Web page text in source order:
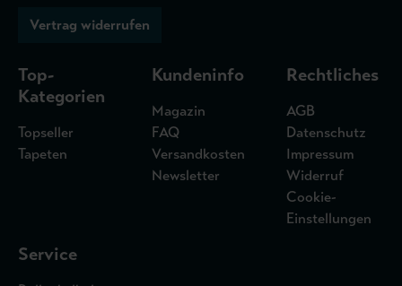
Vertrag widerrufen
Top-
Kategorien
Topseller
Tapeten
Kundeninfo
Magazin
FAQ
Versandkosten
Newsletter
Rechtliches
AGB
Datenschutz
Impressum
Widerruf
Cookie-
Einstellungen
Service